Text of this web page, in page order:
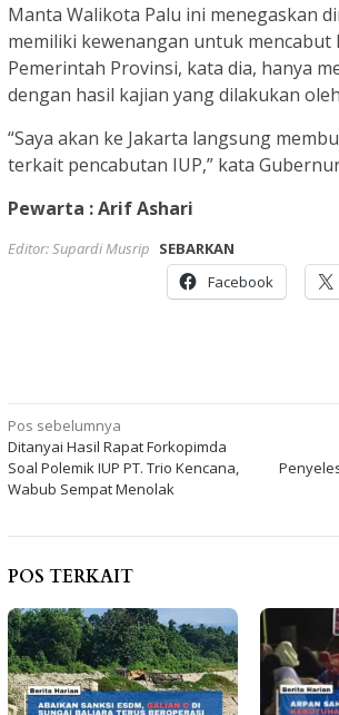
Manta Walikota Palu ini menegaskan
memiliki kewenangan untuk mencabut
Pemerintah Provinsi, kata dia, hanya
dengan hasil kajian yang dilakukan
“Saya akan ke Jakarta langsung
terkait pencabutan IUP,” kata
Pewarta : Arif Ashari
Editor: Supardi Musrip SEBARKAN
Facebook
Navigasi
pos
Pos sebelumnya
Ditanyai Hasil Rapat Forkopimda
Soal Polemik IUP PT. Trio Kencana,
Wabub Sempat Menolak
POS TERKAIT